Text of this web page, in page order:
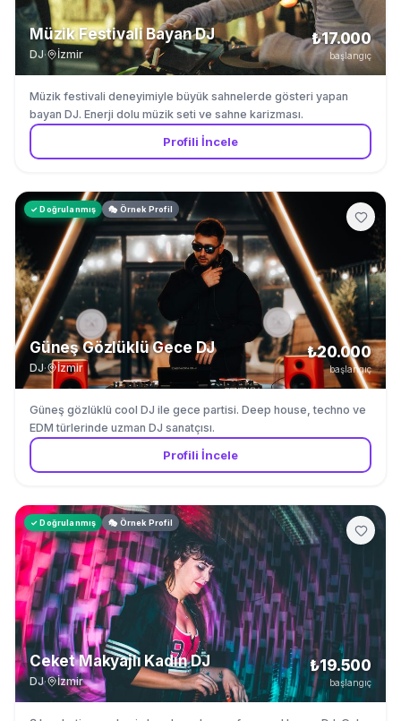
Müzik Festivali Bayan DJ
DJ· İzmir
₺17.000
başlangıç
Müzik festivali deneyimiyle büyük sahnelerde gösteri yapan
bayan DJ. Enerji dolu müzik seti ve sahne karizması.
Profili İncele
✓ Doğrulanmış 🎭 Örnek Profil
Güneş Gözlüklü Gece DJ
DJ· İzmir
₺20.000
başlangıç
Güneş gözlüklü cool DJ ile gece partisi. Deep house, techno ve
EDM türlerinde uzman DJ sanatçısı.
Profili İncele
✓ Doğrulanmış 🎭 Örnek Profil
Ceket Makyajlı Kadın DJ
DJ· İzmir
₺19.500
başlangıç